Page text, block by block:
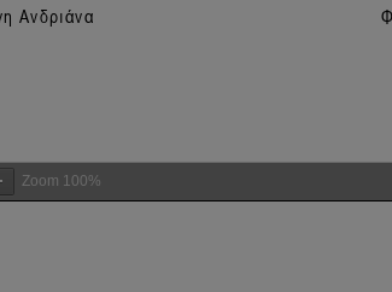
Zoom 100%